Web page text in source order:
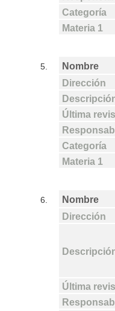
Categoría
Materia 1
5. Nombre
Dirección
Última
Categoría
Materia 1
6. Nombre
Dirección
Última